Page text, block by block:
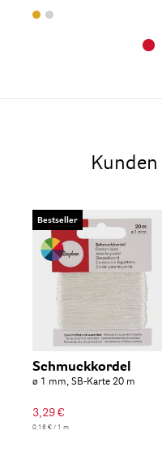
Bestseller
Schmuckkordel
ø 1 mm, SB-Karte 20 m
3,29 €
0,16 € / 1 m